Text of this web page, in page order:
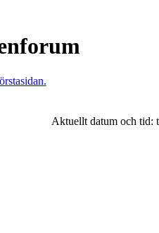
Aktuellt datum och tid: